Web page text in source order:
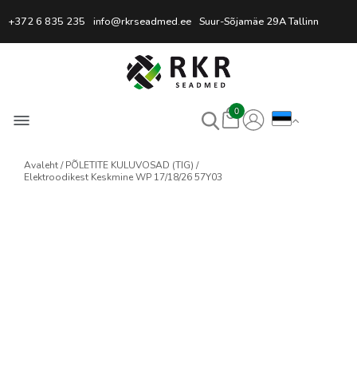
Professionaalne
+372 6 835 235 info@rkrseadmed.ee Suur-Sõjamäe 29A Tallinn
0
Avaleht
PÕLETITE KULUVOSAD (TIG)
Elektroodikest Keskmine WP 17/18/26 57Y03